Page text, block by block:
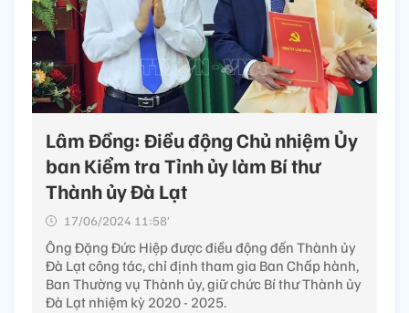
Lâm Đồng: Điều động Chủ nhiệm Ủy
ban Kiểm tra Tỉnh ủy làm Bí thư
Thành ủy Đà Lạt
17/06/2024 11:58’
Ông Đặng Đức Hiệp được điều động đến Thành ủy
Đà Lạt công tác, chỉ định tham gia Ban Chấp hành,
Ban Thường vụ Thành ủy, giữ chức Bí thư Thành ủy
Đà Lạt nhiệm kỳ 2020 - 2025.